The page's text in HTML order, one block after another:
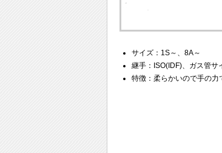
サイズ：1S～、8A～
継手：ISO(IDF)、ガス管サ
特徴：柔らかいので手の力